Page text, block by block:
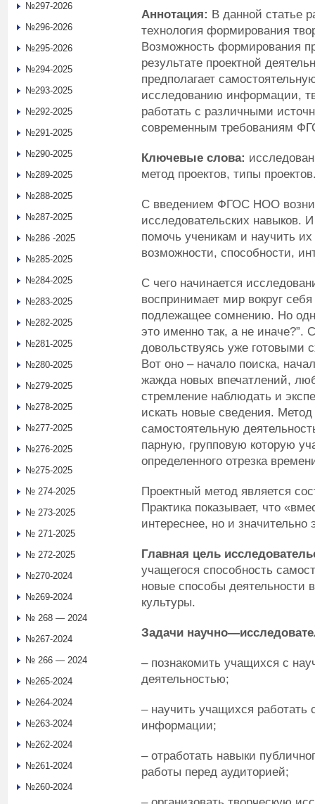
Аннотация: В данной статье
технология формирования
Возможность формирования
результате проектной
предполагает
исследованию информации,
работать с различными
современным требованиям
Ключевые слова:
метод проектов, типы
С введением ФГОС НОО
исследовательских навыков.
помочь ученикам и научить
возможности, способности,
С чего начинается
воспринимает мир вокруг
подлежащее сомнению. Но
это именно так, а не иначе?”.
довольствуясь уже готовыми
Вот оно – начало поиска,
жажда новых впечатлений,
стремление наблюдать и
искать новые сведения. Метод
самостоятельную
парную, групповую которую
определенного отрезка
Проектный метод является
Практика показывает, что
интереснее, но и
Главная цель
учащегося способность
новые способы деятельности
культуры.
Задачи научно—
– познакомить учащихся с
деятельностью;
– научить учащихся
информации;
– отработать навыки
работы перед аудиторией;
№297-2026
№296-2026
№295-2026
№294-2025
№293-2025
№292-2025
№291-2025
№290-2025
№289-2025
№288-2025
№287-2025
№286 -2025
№285-2025
№284-2025
№283-2025
№282-2025
№281-2025
№280-2025
№279-2025
№278-2025
№277-2025
№276-2025
№275-2025
№ 274-2025
№ 273-2025
№ 271-2025
№ 272-2025
№270-2024
№269-2024
№ 268 — 2024
№267-2024
№ 266 — 2024
№265-2024
№264-2024
№263-2024
№262-2024
№261-2024
№260-2024